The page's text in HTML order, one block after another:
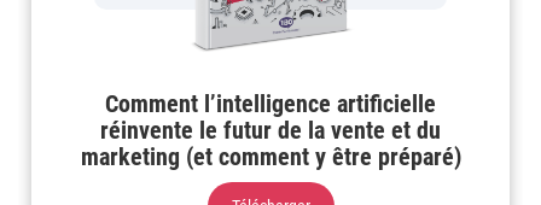
Comment l’intelligence artificielle
réinvente le futur de la vente et du
marketing (et comment y être préparé)